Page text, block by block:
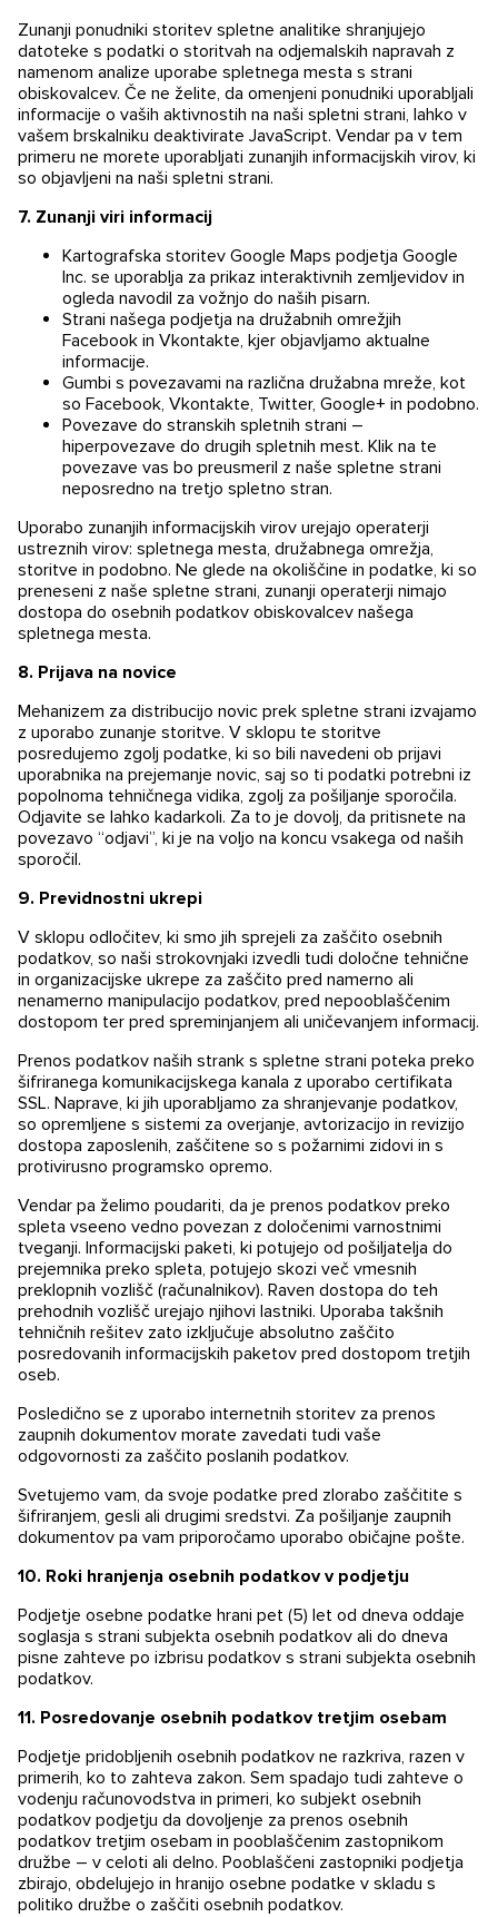
Zunanji ponudniki storitev spletne analitike shranjujejo
datoteke s podatki o storitvah na odjemalskih napravah z
namenom analize uporabe spletnega mesta s strani
obiskovalcev. Če ne želite, da omenjeni ponudniki uporabljali
informacije o vaših aktivnostih na naši spletni strani, lahko v
vašem brskalniku deaktivirate JavaScript. Vendar pa v tem
primeru ne morete uporabljati zunanjih informacijskih virov, ki
so objavljeni na naši spletni strani.
7. Zunanji viri informacij
Kartografska storitev Google Maps podjetja Google
Inc. se uporablja za prikaz interaktivnih zemljevidov in
ogleda navodil za vožnjo do naših pisarn.
Strani našega podjetja na družabnih omrežjih
Facebook in Vkontakte, kjer objavljamo aktualne
informacije.
Gumbi s povezavami na različna družabna mreže, kot
so Facebook, Vkontakte, Twitter, Google+ in podobno.
Povezave do stranskih spletnih strani –
hiperpovezave do drugih spletnih mest. Klik na te
povezave vas bo preusmeril z naše spletne strani
neposredno na tretjo spletno stran.
Uporabo zunanjih informacijskih virov urejajo operaterji
ustreznih virov: spletnega mesta, družabnega omrežja,
storitve in podobno. Ne glede na okoliščine in podatke, ki so
preneseni z naše spletne strani, zunanji operaterji nimajo
dostopa do osebnih podatkov obiskovalcev našega
spletnega mesta.
8. Prijava na novice
Mehanizem za distribucijo novic prek spletne strani izvajamo
z uporabo zunanje storitve. V sklopu te storitve
posredujemo zgolj podatke, ki so bili navedeni ob prijavi
uporabnika na prejemanje novic, saj so ti podatki potrebni iz
popolnoma tehničnega vidika, zgolj za pošiljanje sporočila.
Odjavite se lahko kadarkoli. Za to je dovolj, da pritisnete na
povezavo “odjavi”, ki je na voljo na koncu vsakega od naših
sporočil.
9. Previdnostni ukrepi
V sklopu odločitev, ki smo jih sprejeli za zaščito osebnih
podatkov, so naši strokovnjaki izvedli tudi določne tehnične
in organizacijske ukrepe za zaščito pred namerno ali
nenamerno manipulacijo podatkov, pred nepooblaščenim
dostopom ter pred spreminjanjem ali uničevanjem informacij.
Prenos podatkov naših strank s spletne strani poteka preko
šifriranega komunikacijskega kanala z uporabo certifikata
SSL. Naprave, ki jih uporabljamo za shranjevanje podatkov,
so opremljene s sistemi za overjanje, avtorizacijo in revizijo
dostopa zaposlenih, zaščitene so s požarnimi zidovi in s
protivirusno programsko opremo.
Vendar pa želimo poudariti, da je prenos podatkov preko
spleta vseeno vedno povezan z določenimi varnostnimi
tveganji. Informacijski paketi, ki potujejo od pošiljatelja do
prejemnika preko spleta, potujejo skozi več vmesnih
preklopnih vozlišč (računalnikov). Raven dostopa do teh
prehodnih vozlišč urejajo njihovi lastniki. Uporaba takšnih
tehničnih rešitev zato izključuje absolutno zaščito
posredovanih informacijskih paketov pred dostopom tretjih
oseb.
Posledično se z uporabo internetnih storitev za prenos
zaupnih dokumentov morate zavedati tudi vaše
odgovornosti za zaščito poslanih podatkov.
Svetujemo vam, da svoje podatke pred zlorabo zaščitite s
šifriranjem, gesli ali drugimi sredstvi. Za pošiljanje zaupnih
dokumentov pa vam priporočamo uporabo običajne pošte.
10. Roki hranjenja osebnih podatkov v podjetju
Podjetje osebne podatke hrani pet (5) let od dneva oddaje
soglasja s strani subjekta osebnih podatkov ali do dneva
pisne zahteve po izbrisu podatkov s strani subjekta osebnih
podatkov.
11. Posredovanje osebnih podatkov tretjim osebam
Podjetje pridobljenih osebnih podatkov ne razkriva, razen v
primerih, ko to zahteva zakon. Sem spadajo tudi zahteve o
vodenju računovodstva in primeri, ko subjekt osebnih
podatkov podjetju da dovoljenje za prenos osebnih
podatkov tretjim osebam in pooblaščenim zastopnikom
družbe – v celoti ali delno. Pooblaščeni zastopniki podjetja
zbirajo, obdelujejo in hranijo osebne podatke v skladu s
politiko družbe o zaščiti osebnih podatkov.
Politika varovanja vaših osebnih podatkovinpogoji
uporabe.